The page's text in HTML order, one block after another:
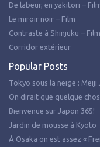
De labeur, en yakitori –
Le miroir noir – Film
Contraste à Shinjuku – Film
Corridor extérieur
Popular Posts
Tokyo sous la neige : Meiji
On dirait que quelque
Bienvenue sur Japon 365!
Jardin de mousse à Kyoto
À Osaka on est assez «